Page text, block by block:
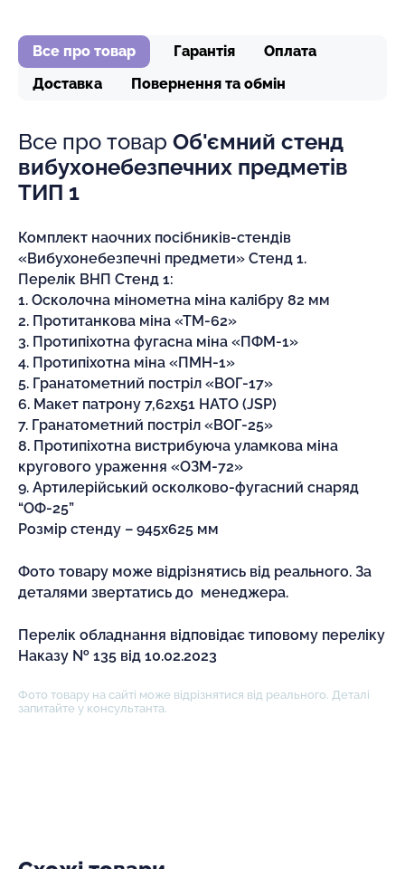
Все про товар Гарантія
Оплата
Доставка
Повернення та обмін
Все про товар Об'ємний стенд
вибухонебезпечних предметів
ТИП 1
Комплект наочних посібників-стендів
«Вибухонебезпечні предмети» Стенд 1.
Перелік ВНП Стенд 1:
1. Осколочна мінометна міна калібру 82 мм
2. Протитанкова міна «ТМ-62»
3. Протипіхотна фугасна міна «ПФМ-1»
4. Протипіхотна міна «ПМН-1»
5. Гранатометний постріл «ВОГ-17»
6. Макет патрону 7,62х51 НАТО (JSP)
7. Гранатометний постріл «ВОГ-25»
8. Протипіхотна вистрибуюча уламкова міна
кругового ураження «ОЗМ-72»
9. Артилерійський осколково-фугасний снаряд
“ОФ-25”
Розмір стенду – 945х625 мм
Фото товару може відрізнятись від реального. За
деталями звертатись до менеджера.
Перелік обладнання відповідає типовому переліку
Наказу № 135 від 10.02.2023
Фото товару на сайті може відрізнятися від реального. Деталі
запитайте у консультанта.